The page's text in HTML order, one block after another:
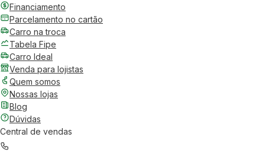
Financiamento
Parcelamento no cartão
Carro na troca
Tabela Fipe
Carro Ideal
Venda para lojistas
Quem somos
Nossas lojas
Blog
Dúvidas
Central de vendas